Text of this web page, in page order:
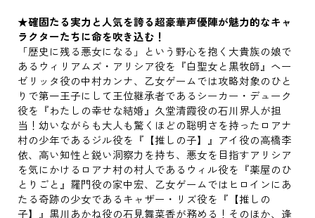
★確固たる実力と人気を誇る超豪華声優陣が魅力的なキャ
ラクターたちに命を吹き込む！
「歴史に残る悪女になる」という野心を抱く大貴族の娘で
あるウィリアムズ・アリシア役を『白聖女と黒牧師』ヘー
ゼリッタ役の中村カンナ、乙女ゲームでは攻略対象のひと
りで第一王子にして王位継承者であるシーカー・デューク
役を『わたしの幸せな結婚』久堂清霞役の石川界人が担
当！幼いながらも大人も驚くほどの聡明さを持ったロアナ
村の少年であるジル役を『【推しの子】』アイ役の高橋李
依、高い知性と鋭い洞察力を持ち、悪女を目指すアリシア
を気にかけるロアナ村の村人であるウィル役を『薬屋のひ
とりごと』羅門役の家中宏、乙女ゲームではヒロインにあ
たる奇跡の少女であるキャザー・リズ役を『【推しの
子】』黒川あかね役の石見舞菜香が務める！そのほか、逢